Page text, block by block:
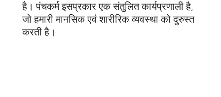
है। पंचकर्म इसप्रकार एक संतुलित कार्यप्रणाली है,
जो हमारी मानसिक एवं शारीरिक व्यवस्था को दुरुस्त
करती है।